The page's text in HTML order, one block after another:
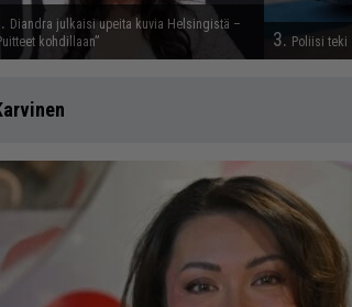
Diandra julkaisi upeita kuvia Helsingistä –
kohdillaan”
3. Poliisi teki